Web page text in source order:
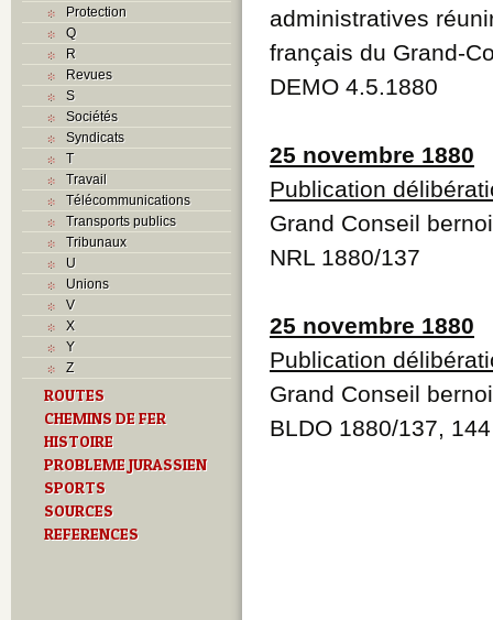
Protection
Q
R
Revues
S
Sociétés
Syndicats
T
Travail
Télécommunications
Transports publics
Tribunaux
U
Unions
V
X
Y
Z
ROUTES
CHEMINS DE FER
HISTOIRE
PROBLEME JURASSIEN
SPORTS
SOURCES
REFERENCES
administratives
français du Grand-
DEMO 4.5.1880
25 novembre 1880
Publication
Grand Conseil
NRL 1880/137
25 novembre 1880
Publication
Grand Conseil
BLDO 1880/137, 144